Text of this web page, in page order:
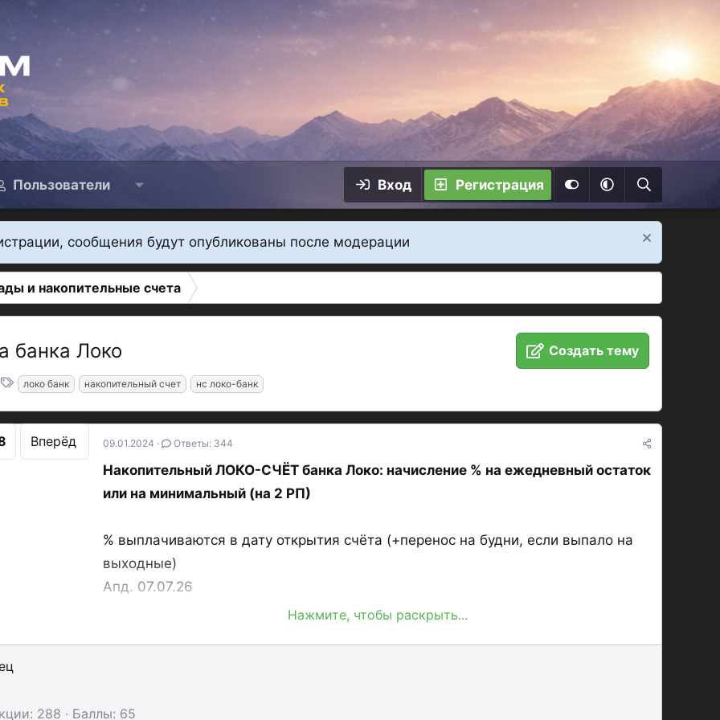
Пользователи Вход Регистрация
сообщения будут опубликованы после модерации
и накопительные счета
банка Локо
Создать тему
Т
г
локо банк накопительный счет нс локо-банк
Вперёд 09.01.2024 Ответы: 344
Накопительный ЛОКО-СЧЁТ банка Локо: начисление % на ежедневный остаток
или на минимальный (на 2 РП)
% выплачиваются в дату открытия счёта (+перенос на будни, если выпало на
выходные)
Апд. 07.07.26
ЛОКО-СЧЕТ на минимальный остаток
Нажмите, чтобы раскрыть...
288 Баллы 65